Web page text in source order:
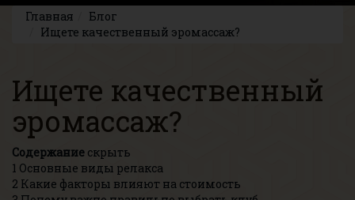
Главная
Блог
Ищете качественный эромассаж?
Ищете качественный
эромассаж?
Содержание скрыть
1 Основные виды релакса
2 Какие факторы влияют на стоимость